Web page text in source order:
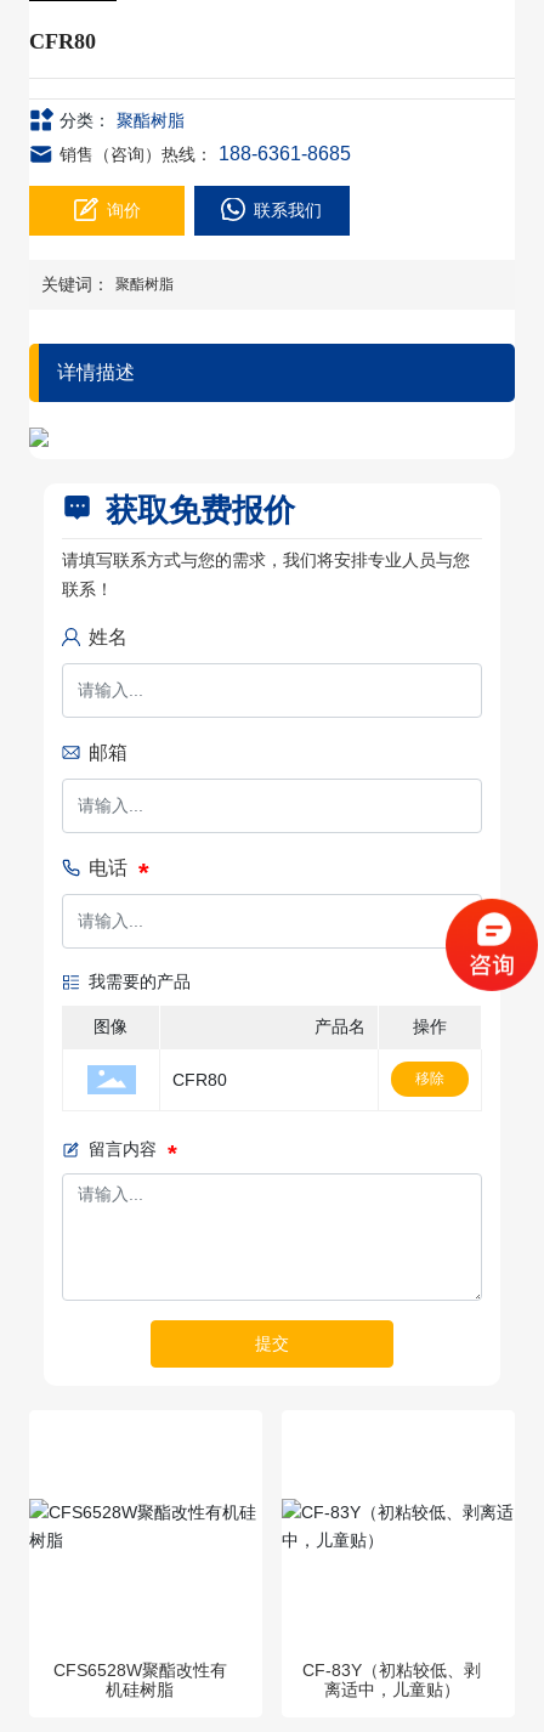
CFR80
分类：
聚酯树脂
销售（咨询）热线：
188-6361-8685
询价 联系我们
关键词： 聚酯树脂
详情描述
获取免费报价
请填写联系方式与您的需求，我们将安排专业人员与您
联系！
姓名
邮箱
电话
我需要的产品
图像 产品名 操作
CFR80 移除
留言内容
提交
CFS6528W聚酯改性有
机硅树脂
CF-83Y（初粘较低、剥
离适中，儿童贴）